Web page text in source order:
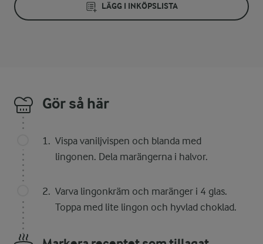
LÄGG I INKÖPSLISTA
Gör så här
Vispa vaniljvispen och blanda med
lingonen. Dela marängerna i halvor.
Varva lingonkräm och maränger i 4 glas.
Toppa med lite lingon och hyvlad choklad.